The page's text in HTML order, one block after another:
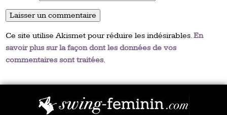
Ce site utilise Akismet pour réduire les indésirables.En
savoir plus sur la façon dont les données de vos
commentaires sont traitées.